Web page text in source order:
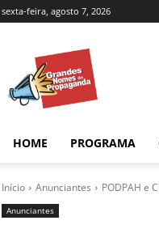
sexta-feira, agosto 7, 2026
HOME PROGRAMA
Início Anunciantes PODPAH e
Anunciantes